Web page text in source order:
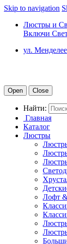
Skip to navigation
Люстры и
Включи
ул.
Open Close
Найти:
Главная
Каталог
Люстры
Лофт